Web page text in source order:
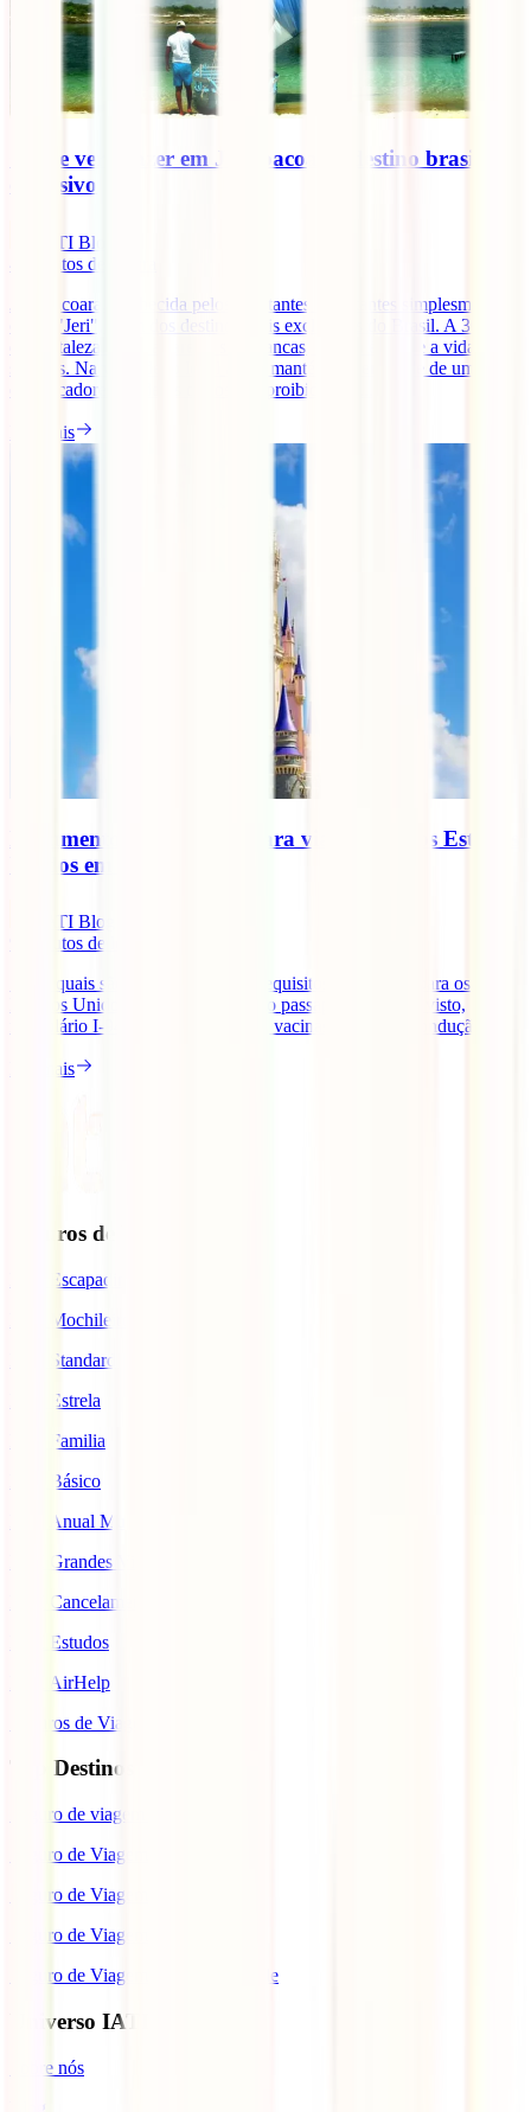
O que ver e fazer em Jericoacoara, destino brasileiro
exclusivo
IATI Blog
minutos de leitura
Jericoacoara, conhecida pelos habitantes e visitantes simplesmente
como "Jeri", é um dos destinos mais exclusivos do Brasil. A 300 km
de Fortaleza. Aqui as areias são brancas, a água é azul e a vida é
simples. Na verdade, o local ainda mantém a identidade de uma vila
de pescadores, onde os carros são proibidos e [...]
Ler mais
Documentos e requisitos para viajar para os Estados
Unidos em 2026
IATI Blog
minutos de leitura
Saiba quais são os documentos e requisitos para viajar para os
Estados Unidos em 2026, incluindo passaporte, ESTA, visto,
formulário I-94, seguro de viagem, vacinas e carta de condução.
Ler mais
Seguros de Viagem
IATI Escapadinhas
IATI Mochileiro
IATI Standard
IATI Estrela
IATI Familia
IATI Básico
IATI Anual Multiviagem
IATI Grandes Viajantes
IATI Cancelamento Premium
IATI Estudos
IATI AirHelp
Seguros de Viagem
Top Destinos
Seguro de viagem para o Japão
Seguro de Viagem para os EUA
Seguro de Viagem para o Brasil
Seguro de Viagem para Tailândia
Seguro de Viagem para Cabo Verde
Universo IATI
Sobre nós